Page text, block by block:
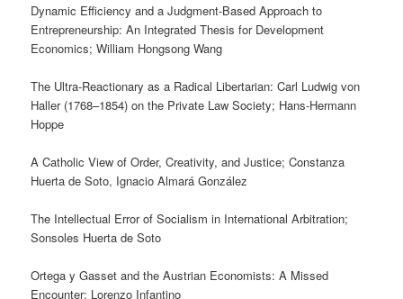
Dynamic Efficiency and a Judgment-Based Approach to
Entrepreneurship: An Integrated Thesis for Development
Economics; William Hongsong Wang
The Ultra-Reactionary as a Radical Libertarian: Carl Ludwig von
Haller (1768–1854) on the Private Law Society; Hans-Hermann
Hoppe
A Catholic View of Order, Creativity, and Justice; Constanza
Huerta de Soto, Ignacio Almará González
The Intellectual Error of Socialism in International Arbitration;
Sonsoles Huerta de Soto
Ortega y Gasset and the Austrian Economists: A Missed
Encounter; Lorenzo Infantino